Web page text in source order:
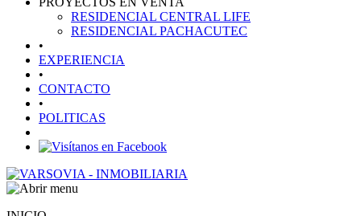
RESIDENCIAL CENTRAL LIFE
RESIDENCIAL PACHACUTEC
•
EXPERIENCIA
•
CONTACTO
•
POLITICAS